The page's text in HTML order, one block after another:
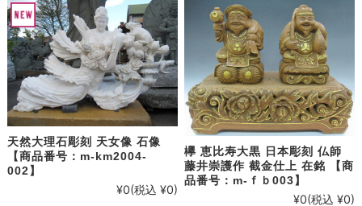
天然大理石彫刻 天女像 石像
【商品番号：m-km2004-
002】
¥0(税込 ¥0)
欅 恵比寿大黒 日本彫刻 仏師
藤井崇護作 截金仕上 在銘 【商
品番号：m-ｆｂ003】
¥0(税込 ¥0)